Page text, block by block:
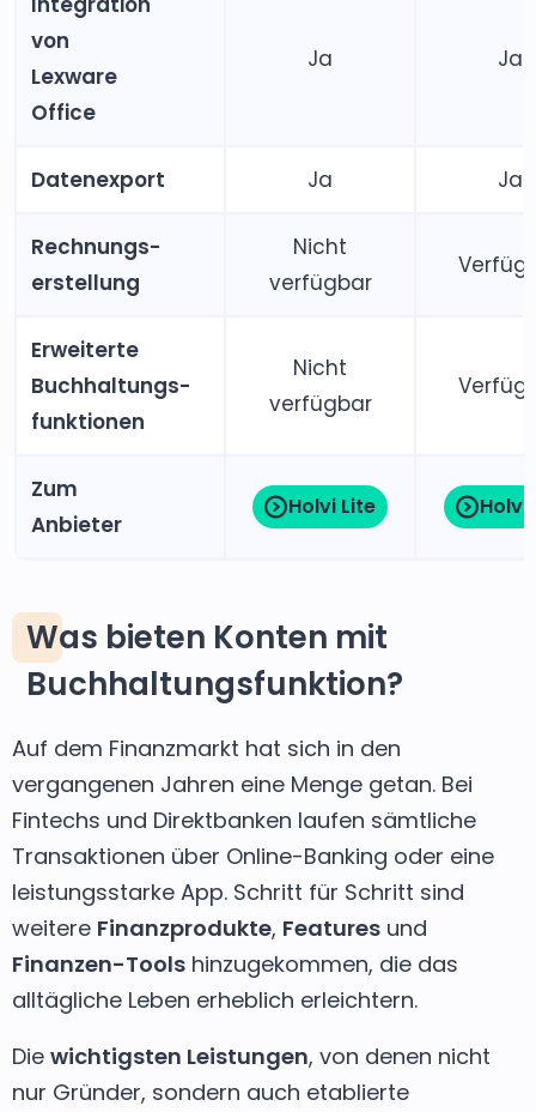
von
Lexware
Office
Ja Ja
Datenexport Ja Ja
Rechnungs­
erstellung
Nicht
verfügbar
Erweiterte
Buchhaltungs­
funktionen
Nicht
verfügbar
Zum
Anbieter
Holvi Lite Holvi
Was bieten Konten mit
Buchhaltungsfunktion?
Auf dem Finanzmarkt hat sich in den
vergangenen Jahren eine Menge getan. Bei
Fintechs und Direktbanken laufen sämtliche
Transaktionen über Online-Banking oder eine
leistungsstarke App. Schritt für Schritt sind
weitere Finanzprodukte, Features und
Finanzen-Tools hinzugekommen, die das
alltägliche Leben erheblich erleichtern.
Die wichtigsten Leistungen, von denen nicht
nur Gründer, sondern auch etablierte